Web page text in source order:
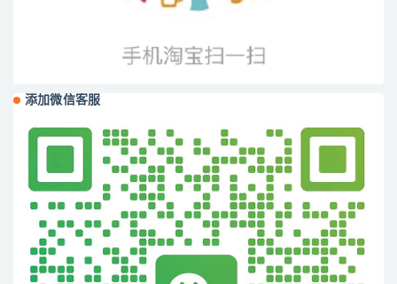
添加微信客服